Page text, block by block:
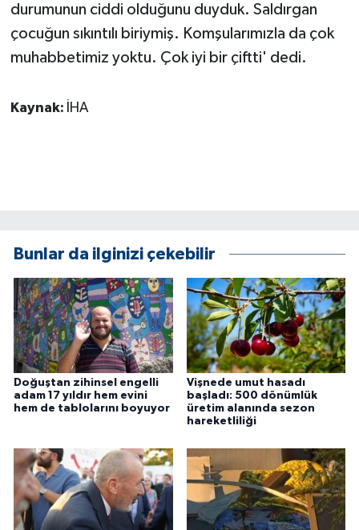
durumunun ciddi olduğunu duyduk. Saldırgan
çocuğun sıkıntılı biriymiş. Komşularımızla da çok
muhabbetimiz yoktu. Çok iyi bir çiftti' dedi.
Kaynak: İHA
Bunlar da ilginizi çekebilir
Doğuştan zihinsel engelli
adam 17 yıldır hem evini
hem de tablolarını boyuyor
Vişnede umut hasadı
başladı: 500 dönümlük
üretim alanında sezon
hareketliliği